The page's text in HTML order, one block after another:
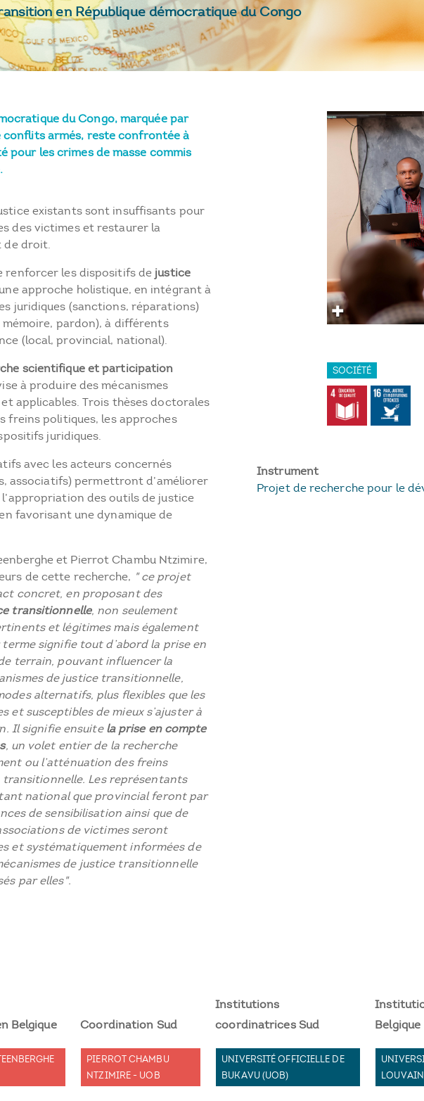
en République démocratique du Congo
du Congo, marquée par
conflits armés, reste confrontée à
pour les crimes de masse commis
existants sont insuffisants pour
des victimes et restaurer la
droit.
renforcer les dispositifs de justice
approche holistique, en intégrant à
juridiques (sanctions, réparations)
pardon), à différents
(local, provincial, national).
scientifique et participation
à produire des mécanismes
applicables. Trois thèses doctorales
freins politiques, les approches
juridiques.
avec les acteurs concernés
associatifs) permettront d’améliorer
des outils de justice
favorisant une dynamique de
et Pierrot Chambu Ntzimire,
de cette recherche, " ce projet
concret, en proposant des
transitionnelle, non seulement
et légitimes mais également
signifie tout d’abord la prise en
terrain, pouvant influencer la
de justice transitionnelle,
alternatifs, plus flexibles que les
et susceptibles de mieux s’ajuster à
Il signifie ensuite la prise en compte
, un volet entier de la recherche
ou l’atténuation des freins
transitionnelle. Les représentants
national que provincial feront par
de sensibilisation ainsi que de
de victimes seront
et systématiquement informées de
de justice transitionnelle
par elles".
SOCIÉTÉ
Instrument
Projet de recherche pour le
Belgique Coordination Sud
Institutions
coordinatrices Sud
Belgique
PIERROT CHAMBU
NTZIMIRE - UOB
UNIVERSITÉ OFFICIELLE DE
BUKAVU (UOB)